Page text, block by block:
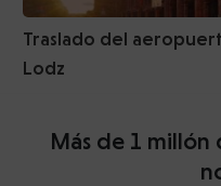
Traslado del
Lodz
Más de 1 millón